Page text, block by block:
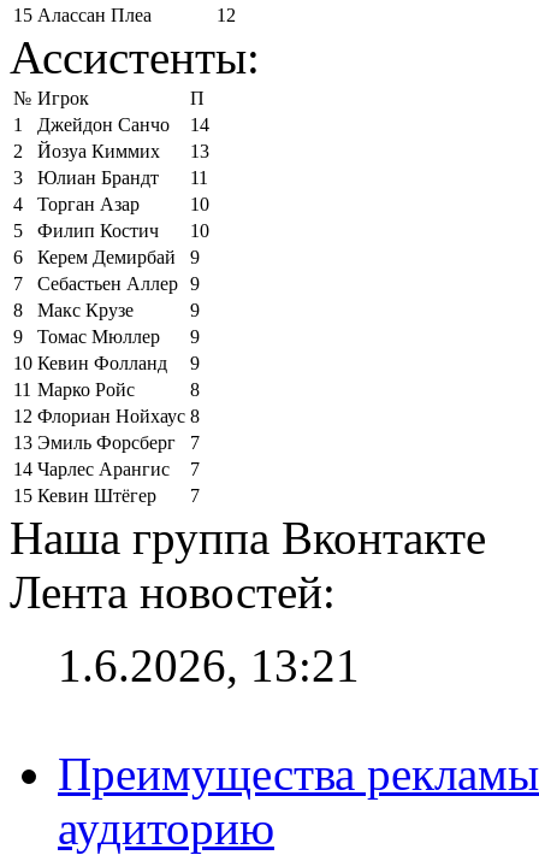
15 Алассан Плеа 12
Ассистенты:
№ Игрок
П
1
Джейдон Санчо
14
2
Йозуа Киммих
13
3
Юлиан Брандт
11
4
Торган Азар
10
5
Филип Костич
10
6
Керем Демирбай
9
7
Себастьен Аллер 9
8
Макс Крузе
9
9
Томас Мюллер
9
10 Кевин Фолланд
9
11 Марко Ройс
8
12 Флориан Нойхаус 8
13 Эмиль Форсберг
7
14 Чарлес Арангис
7
15 Кевин Штёгер 7
Наша группа Вконтакте
Лента новостей:
1.6.2026, 13:21
Преимущества
аудиторию